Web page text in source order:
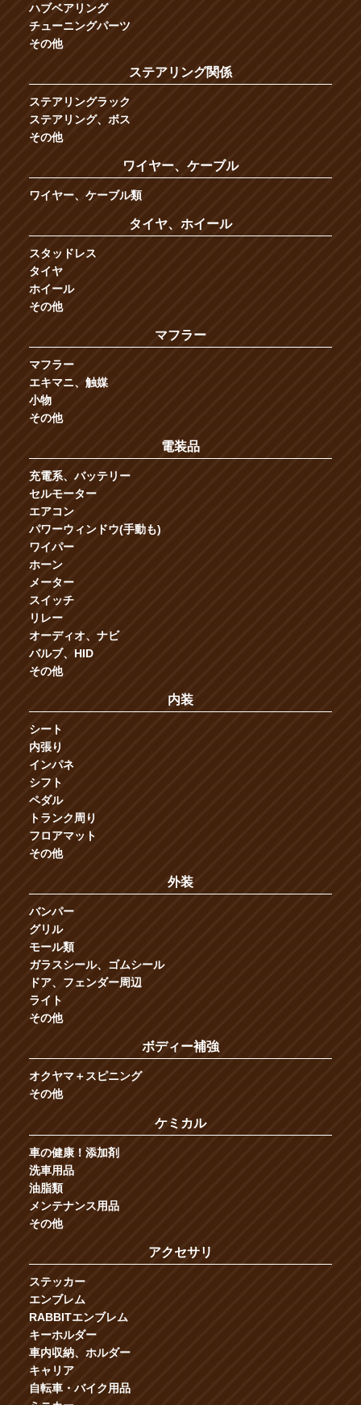
ハブベアリング
チューニングパーツ
その他
ステアリング関係
ステアリングラック
ステアリング、ボス
その他
ワイヤー、ケーブル
ワイヤー、ケーブル類
タイヤ、ホイール
スタッドレス
タイヤ
ホイール
その他
マフラー
マフラー
エキマニ、触媒
小物
その他
電装品
充電系、バッテリー
セルモーター
エアコン
パワーウィンドウ(手動も)
ワイパー
ホーン
メーター
スイッチ
リレー
オーディオ、ナビ
バルブ、HID
その他
内装
シート
内張り
インパネ
シフト
ペダル
トランク周り
フロアマット
その他
外装
バンパー
グリル
モール類
ガラスシール、ゴムシール
ドア、フェンダー周辺
ライト
その他
ボディー補強
オクヤマ＋スピニング
その他
ケミカル
車の健康！添加剤
洗車用品
油脂類
メンテナンス用品
その他
アクセサリ
ステッカー
エンブレム
RABBITエンブレム
キーホルダー
車内収納、ホルダー
キャリア
自転車・バイク用品